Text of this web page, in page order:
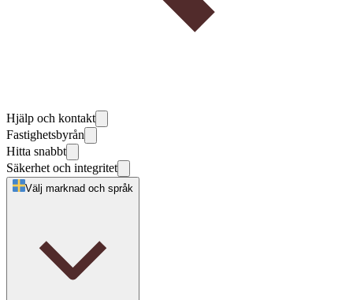
Hjälp och kontakt
Fastighetsbyrån
Hitta snabbt
Säkerhet och integritet
Välj marknad och språk